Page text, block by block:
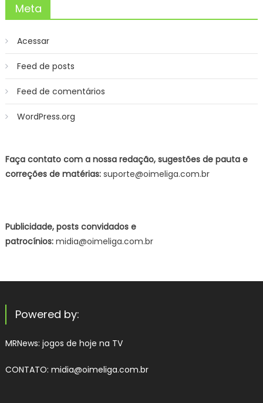
Meta
Acessar
Feed de posts
Feed de comentários
WordPress.org
Faça contato com a nossa redação, sugestões de pauta e
correções de matérias:suporte@oimeliga.com.br
Publicidade, posts convidados e
patrocínios:midia@oimeliga.com.br
Powered by:
MRNews: jogos de hoje na TV
CONTATO: midia@oimeliga.com.br